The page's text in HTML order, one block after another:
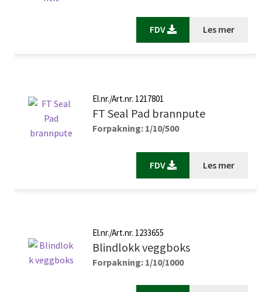
FDV Les mer
El.nr./Art.nr. 1217801
FT Seal Pad brannpute
Forpakning: 1/10/500
FDV Les mer
El.nr./Art.nr. 1233655
Blindlokk veggboks
Forpakning: 1/10/1000